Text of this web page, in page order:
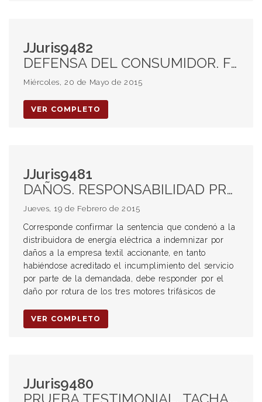
JJuris9482
DEFENSA DEL CONSUMIDOR. FALTA DE INFORMACIÓN ADECUADA Y VERAZ. CONSUMIDOR QUE DEBIÓ ADQUIRIR OTRO PRODUCTO PARA UTILIZAR VALE DE DESCUENTO. INFRACCIÓN AL DEBER DE TRATO DIGNO.
Miércoles, 20 de Mayo de 2015
VER COMPLETO
JJuris9481
DAÑOS. RESPONSABILIDAD PROFESIONAL. SERVICIOS PÚBLICOS.
Jueves, 19 de Febrero de 2015
Corresponde confirmar la sentencia que condenó a la
distribuidora de energía eléctrica a indemnizar por
daños a la empresa textil accionante, en tanto
habiéndose acreditado el incumplimiento del servicio
por parte de la demandada, debe responder por el
daño por rotura de los tres motores trifásicos de
VER COMPLETO
JJuris9480